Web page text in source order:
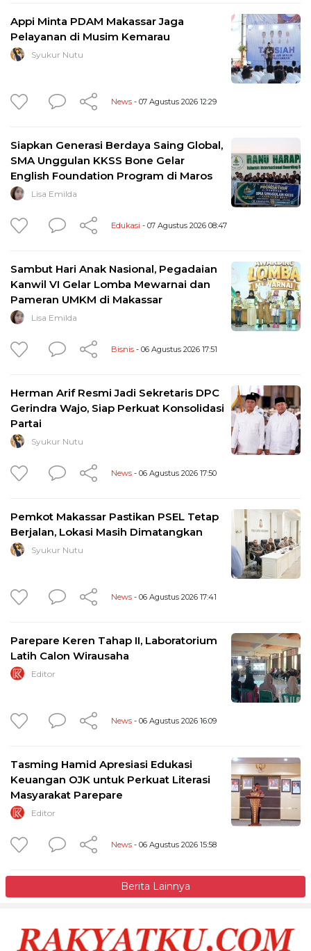
Appi Minta PDAM Makassar Jaga
Pelayanan di Musim Kemarau
Syukur Nutu
News - 07 Agustus 2026 12:29
Siapkan Generasi Berdaya Saing Global,
SMA Unggulan KKSS Bone Gelar
English Foundation Program di Maros
Lisa Emilda
Edukasi - 07 Agustus 2026 08:47
Sambut Hari Anak Nasional, Pegadaian
Kanwil VI Gelar Lomba Mewarnai dan
Pameran UMKM di Makassar
Lisa Emilda
Bisnis - 06 Agustus 2026 17:51
Herman Arif Resmi Jadi Sekretaris DPC
Gerindra Wajo, Siap Perkuat Konsolidasi
Partai
Syukur Nutu
News - 06 Agustus 2026 17:50
Pemkot Makassar Pastikan PSEL Tetap
Berjalan, Lokasi Masih Dimatangkan
Syukur Nutu
News - 06 Agustus 2026 17:41
Parepare Keren Tahap II, Laboratorium
Latih Calon Wirausaha
Editor
News - 06 Agustus 2026 16:09
Tasming Hamid Apresiasi Edukasi
Keuangan OJK untuk Perkuat Literasi
Masyarakat Parepare
Editor
News - 06 Agustus 2026 15:58
Berita Lainnya